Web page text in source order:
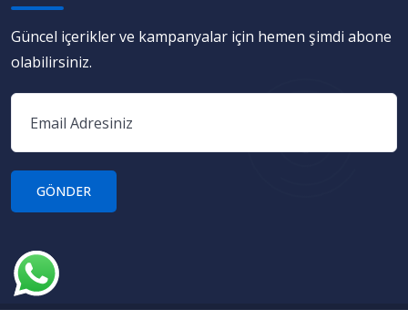
Güncel içerikler ve kampanyalar için hemen şimdi abone
olabilirsiniz.